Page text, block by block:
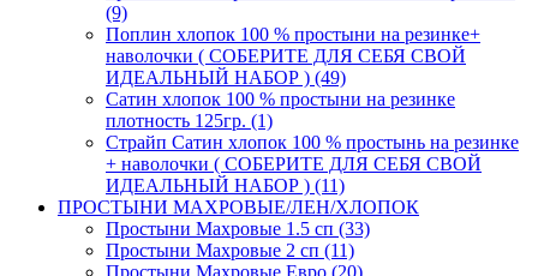
(9)
Поплин хлопок 100 % простыни на резинке+
наволочки ( СОБЕРИТЕ ДЛЯ СЕБЯ СВОЙ
ИДЕАЛЬНЫЙ НАБОР ) (49)
Сатин хлопок 100 % простыни на резинке
плотность 125гр. (1)
Страйп Сатин хлопок 100 % простынь на резинке
+ наволочки ( СОБЕРИТЕ ДЛЯ СЕБЯ СВОЙ
ИДЕАЛЬНЫЙ НАБОР ) (11)
ПРОСТЫНИ МАХРОВЫЕ/ЛЕН/ХЛОПОК
Простыни Махровые 1.5 сп (33)
Простыни Махровые 2 сп (11)
Простыни Махровые Евро (20)